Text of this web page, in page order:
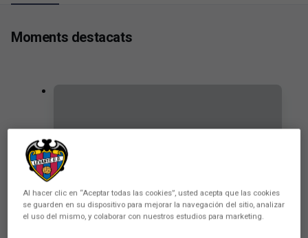
Moments destacats
Al hacer clic en “Aceptar todas las cookies”, usted acepta que las cookies
se guarden en su dispositivo para mejorar la navegación del sitio, analizar
el uso del mismo, y colaborar con nuestros estudios para marketing.